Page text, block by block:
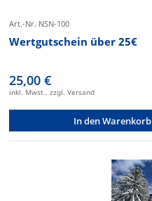
Art.-Nr. NSN-100
Wertgutschein über 25€
25,00 €
inkl. Mwst., zzgl. Versand
In den Warenkorb